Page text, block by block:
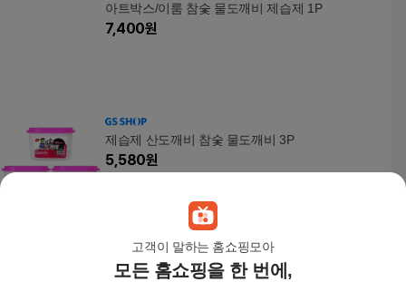
고객이 말하는 홈쇼핑모아
모든 홈쇼핑을 한 번에,
아트박스/이룸 참숯 물도깨비 제습제 1P
7,400원
제습제 산도깨비 참숯 물도깨비 3P
5,580원
옷장습기제거 산도깨비 물도깨비 라벤더 8개입 제